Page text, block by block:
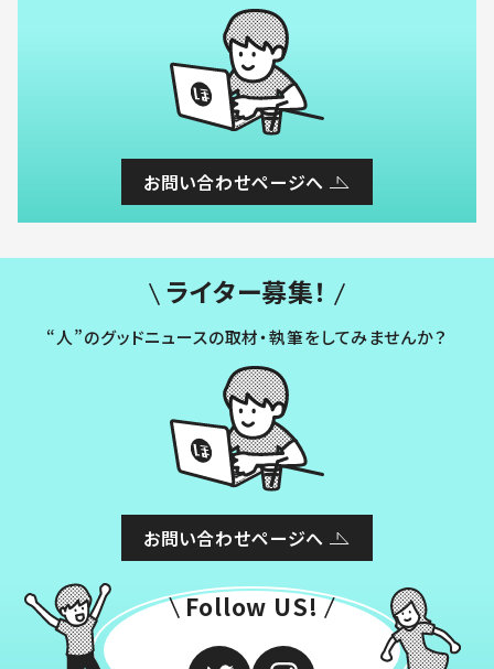
お問い合わせページへ
ライター募集！
“人”のグッドニュースの取材・執筆をしてみませんか？
お問い合わせページへ
Follow US!